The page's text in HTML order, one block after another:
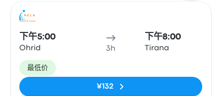
下午5:00
Ohrid 3h
下午8:00
Tirana
最低价
¥132